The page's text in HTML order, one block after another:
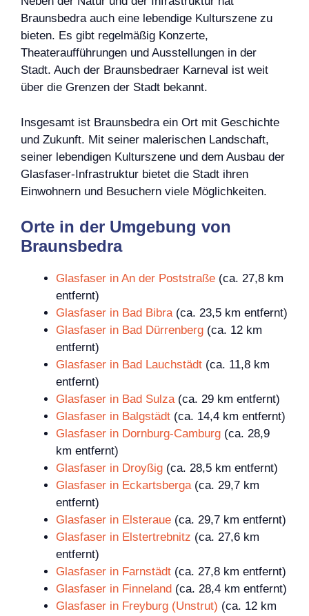
Braunsbedra auch eine lebendige Kulturszene zu
bieten. Es gibt regelmäßig Konzerte,
Theateraufführungen und Ausstellungen in der
Stadt. Auch der Braunsbedraer Karneval ist weit
über die Grenzen der Stadt bekannt.
Insgesamt ist Braunsbedra ein Ort mit Geschichte
und Zukunft. Mit seiner malerischen Landschaft,
seiner lebendigen Kulturszene und dem Ausbau der
Glasfaser-Infrastruktur bietet die Stadt ihren
Einwohnern und Besuchern viele Möglichkeiten.
Orte in der Umgebung von
Braunsbedra
Glasfaser in An der Poststraße (ca. 27,8 km
entfernt)
Glasfaser in Bad Bibra(ca. 23,5 km entfernt)
Glasfaser in Bad Dürrenberg (ca. 12 km
entfernt)
Glasfaser in Bad Lauchstädt (ca. 11,8 km
entfernt)
Glasfaser in Bad Sulza(ca. 29 km entfernt)
Glasfaser in Balgstädt (ca. 14,4 km entfernt)
Glasfaser in Dornburg-Camburg (ca. 28,9
km entfernt)
Glasfaser in Droyßig (ca. 28,5 km entfernt)
Glasfaser in Eckartsberga(ca. 29,7 km
entfernt)
Glasfaser in Elsteraue (ca. 29,7 km entfernt)
Glasfaser in Elstertrebnitz (ca. 27,6 km
entfernt)
Glasfaser in Farnstädt (ca. 27,8 km entfernt)
Glasfaser in Finneland (ca. 28,4 km entfernt)
Glasfaser in Freyburg (Unstrut) (ca. 12 km